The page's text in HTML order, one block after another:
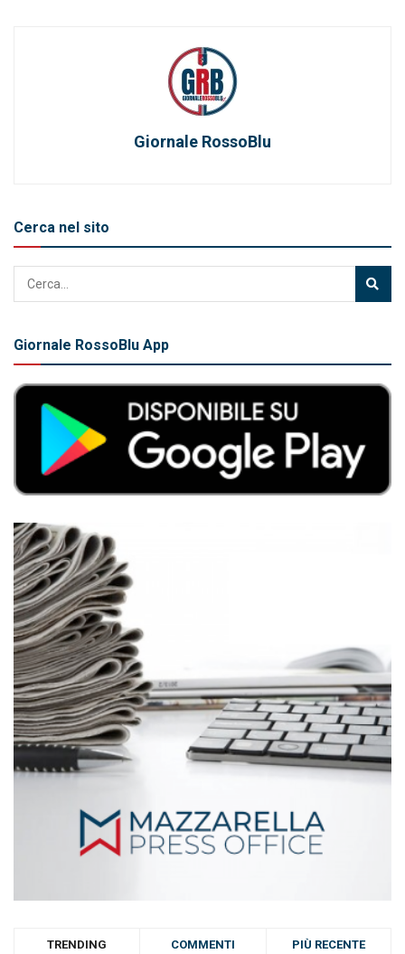
Giornale RossoBlu
Cerca nel sito
Giornale RossoBlu App
TRENDING COMMENTI PIÙ RECENTE